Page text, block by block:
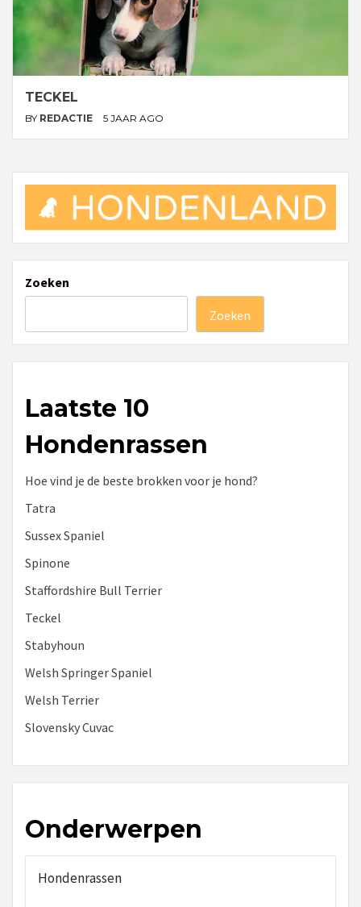
TECKEL
BY REDACTIE 5 JAAR AGO
Zoeken
Zoeken
Laatste 10
Hondenrassen
Hoe vind je de beste brokken voor je hond?
Tatra
Sussex Spaniel
Spinone
Staffordshire Bull Terrier
Teckel
Stabyhoun
Welsh Springer Spaniel
Welsh Terrier
Slovensky Cuvac
Onderwerpen
Hondenrassen